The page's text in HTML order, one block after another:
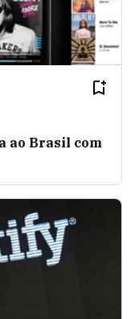
ao Brasil com